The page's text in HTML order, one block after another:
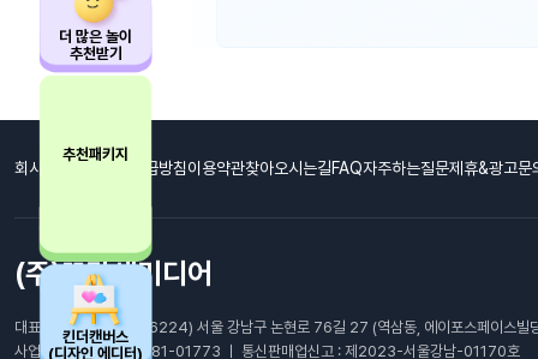
더 많은 놀이
추천받기
추천패키지
킨더캔버스
(디자인 에디터)
회사소개 개인정보취급방침이용약관찾아오시는길FAQ자주하는질문제휴&광고문
(주)꼬망세미디어
대표이사: 최남호 ㅣ (06224) 서울 강남구 논현로 76길 27 (역삼동, 에이포스페이스빌
사업자등록번호 : 105-81-01773 ㅣ 통신판매업신고 : 제2023-서울강남-01170호